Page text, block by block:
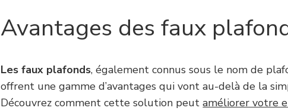
Avantages des faux
Les faux plafonds, également connus sous le nom de
offrent une gamme d’avantages qui vont au-delà de la
Découvrez comment cette solution peutaméliorer votre